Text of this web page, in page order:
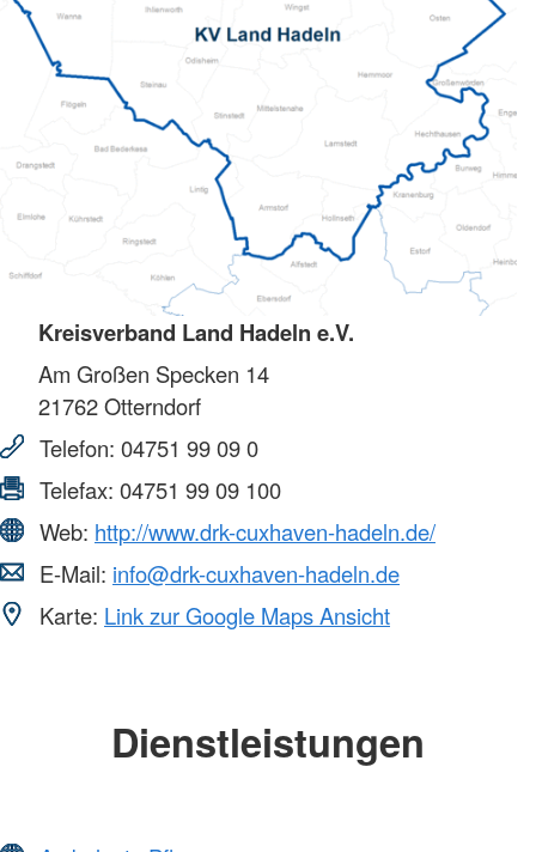
Kreisverband Land Hadeln e.V.
Am Großen Specken 14
21762Otterndorf
Telefon: 04751 99 09 0
Telefax: 04751 99 09 100
Web: http://www.drk-cuxhaven-hadeln.de/
E-Mail: info@drk-cuxhaven-hadeln.de
Karte: Link zur Google Maps Ansicht
Dienstleistungen